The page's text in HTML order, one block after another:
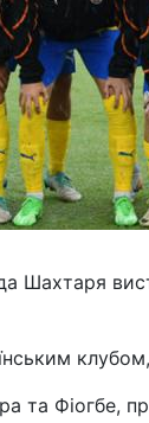
Шахтаря
та Фіогбе,